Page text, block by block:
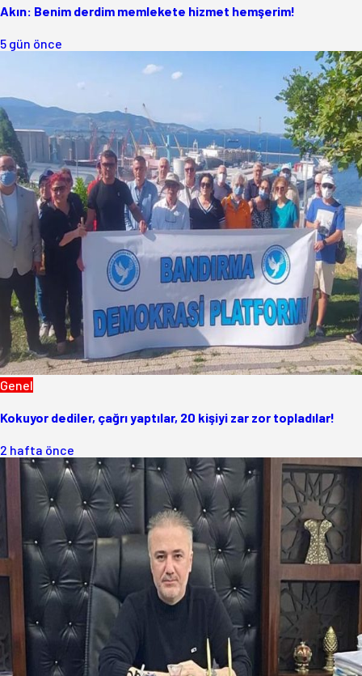
Akın: Benim derdim memlekete hizmet hemşerim!
5 gün önce
Genel
Kokuyor dediler, çağrı yaptılar, 20 kişiyi zar zor topladılar!
2 hafta önce